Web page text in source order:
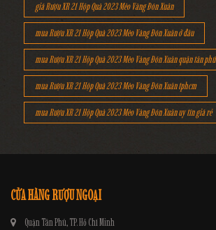
giá Rượu XR 21 Hộp Quà 2023 Mèo Vàng Đón Xuân
mua Rượu XR 21 Hộp Quà 2023 Mèo Vàng Đón Xuân ở đâu
mua Rượu XR 21 Hộp Quà 2023 Mèo Vàng Đón Xuân quận tân phú
mua Rượu XR 21 Hộp Quà 2023 Mèo Vàng Đón Xuân tphcm
mua Rượu XR 21 Hộp Quà 2023 Mèo Vàng Đón Xuân uy tín giá rẻ
CỬA HÀNG RƯỢU NGOẠI
Quận Tân Phú, TP. Hồ Chí Minh